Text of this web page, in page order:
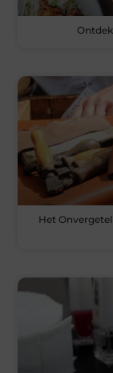
Het